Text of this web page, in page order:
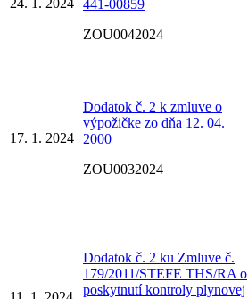
441-00859
ZOU0042024
17. 1. 2024
Dodatok č. 2 k zmluve o
výpožičke zo dňa 12. 04.
2000
ZOU0032024
Dodatok č. 2 ku Zmluve č.
179/2011/STEFE THS/RA o
poskytnutí kontroly plynovej